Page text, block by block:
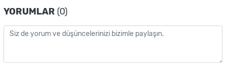
YORUMLAR (0)